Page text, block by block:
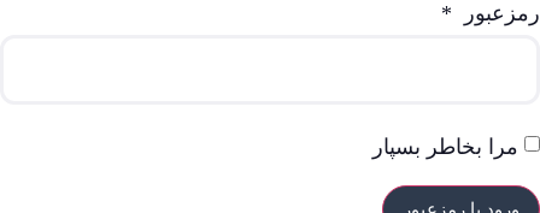
رمزعبور *
مرا بخاطر بسپار